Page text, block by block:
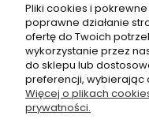
Pliki cookies i
poprawne działanie
ofertę do Twoich
wykorzystanie przez
do sklepu lub
preferencji, wybierając
Więcej o plikach
prywatności.